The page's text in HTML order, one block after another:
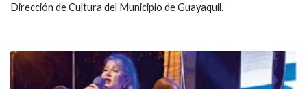
Dirección de Cultura del Municipio de Guayaquil.